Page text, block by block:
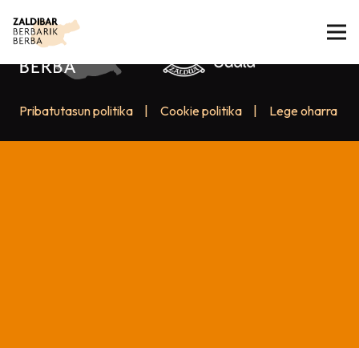
Pribatutasun politika Cookie politika Lege oharra